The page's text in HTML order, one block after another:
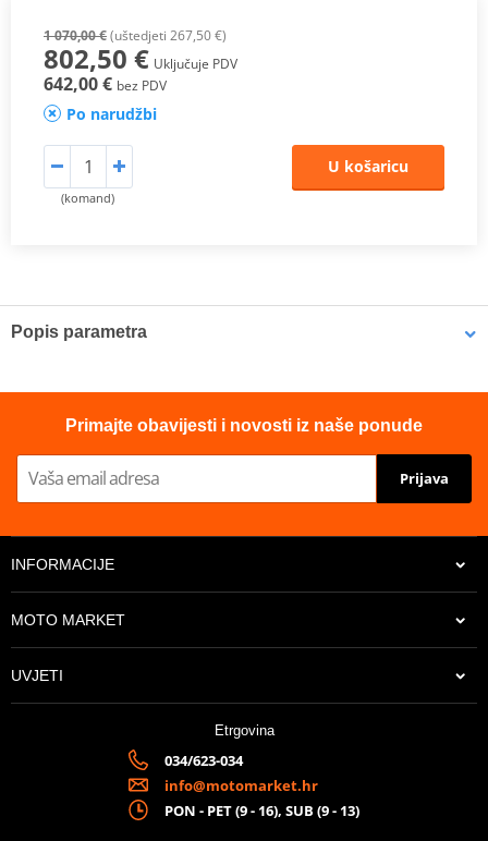
1 070,00 €(uštedjeti 267,50 €)
802,50 € Uključuje PDV
642,00 € bez PDV
Po narudžbi
(komand)
U košaricu
Popis parametra
Primajte obavijesti i novosti iz naše ponude
Prijava
INFORMACIJE
MOTO MARKET
UVJETI
Etrgovina
034/623-034
info@motomarket.hr
PON - PET (9 - 16), SUB (9 - 13)